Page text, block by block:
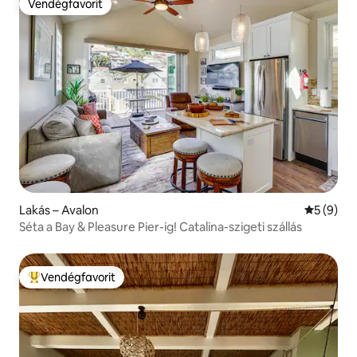
Vendégfavorit
Vendégfavorit
Lakás – Avalon Átlagos
5 (9)
Séta a Bay & Pleasure Pier-ig! Catalina-szigeti szállás
Kiemelt vendégfavorit
Vendégfavorit